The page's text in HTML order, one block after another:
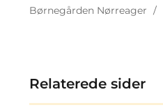
Børnegården Nørreager /
Relaterede sider